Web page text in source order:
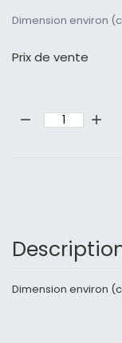
Dimension environ
Prix ​​de vente
Dimension environ